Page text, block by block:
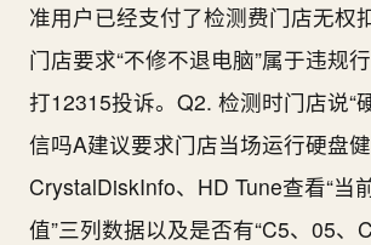
准用户已经支付了检测费门店无权
门店要求“不修不退电脑”属于违规
打12315投诉。Q2. 检测时门店说“
信吗A建议要求门店当场运行硬盘
CrystalDiskInfo、HD Tune查看“当
值”三列数据以及是否有“C5、05、